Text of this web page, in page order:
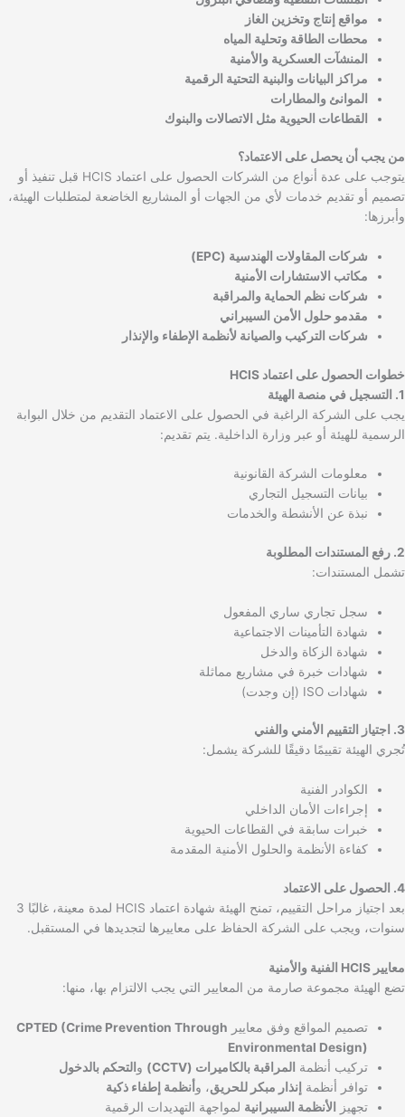
مواقع إنتاج وتخزين الغاز
محطات الطاقة وتحلية المياه
المنشآت العسكرية والأمنية
مراكز البيانات والبنية التحتية الرقمية
الموانئ والمطارات
القطاعات الحيوية مثل الاتصالات والبنوك
من يجب أن يحصل على الاعتماد؟
يتوجب على عدة أنواع من الشركات الحصول على اعتماد HCIS قبل تنفيذ أو
تصميم أو تقديم خدمات لأي من الجهات أو المشاريع الخاضعة لمتطلبات الهيئة،
وأبرزها:
شركات المقاولات الهندسية (EPC)
مكاتب الاستشارات الأمنية
شركات نظم الحماية والمراقبة
مقدمو حلول الأمن السيبراني
شركات التركيب والصيانة لأنظمة الإطفاء والإنذار
خطوات الحصول على اعتماد HCIS
1. التسجيل في منصة الهيئة
يجب على الشركة الراغبة في الحصول على الاعتماد التقديم من خلال البوابة
الرسمية للهيئة أو عبر وزارة الداخلية. يتم تقديم:
معلومات الشركة القانونية
بيانات التسجيل التجاري
نبذة عن الأنشطة والخدمات
2. رفع المستندات المطلوبة
تشمل المستندات:
سجل تجاري ساري المفعول
شهادة التأمينات الاجتماعية
شهادة الزكاة والدخل
شهادات خبرة في مشاريع مماثلة
شهادات ISO (إن وجدت)
3. اجتياز التقييم الأمني والفني
تُجري الهيئة تقييمًا دقيقًا للشركة يشمل:
الكوادر الفنية
إجراءات الأمان الداخلي
خبرات سابقة في القطاعات الحيوية
كفاءة الأنظمة والحلول الأمنية المقدمة
4. الحصول على الاعتماد
بعد اجتياز مراحل التقييم، تمنح الهيئة شهادة اعتماد HCIS لمدة معينة، غالبًا 3
سنوات، ويجب على الشركة الحفاظ على معاييرها لتجديدها في المستقبل.
معايير HCIS الفنية والأمنية
تضع الهيئة مجموعة صارمة من المعايير التي يجب الالتزام بها، منها:
تصميم المواقع وفق معايير CPTED (Crime Prevention Through
Environmental Design)
تركيب أنظمة المراقبة بالكاميرات (CCTV) والتحكم بالدخول
توافر أنظمة إنذار مبكر للحريق، وأنظمة إطفاء ذكية
تجهيز الأنظمة السيبرانية لمواجهة التهديدات الرقمية